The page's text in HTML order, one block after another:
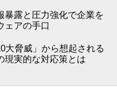
暴露と圧力強化で企業を
ェアの手口
大脅威」から想起される
現実的な対応策とは